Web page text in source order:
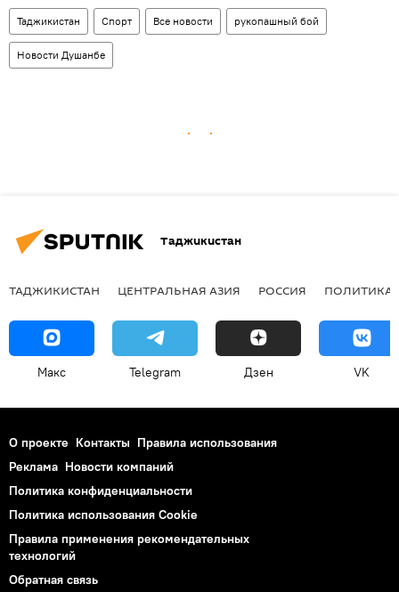
Таджикистан Спорт Все новости рукопашный бой
Новости Душанбе
Таджикистан
ТАДЖИКИСТАН ЦЕНТРАЛЬНАЯ АЗИЯ РОССИЯ ПОЛИТИКА
Макс Telegram Дзен VK
О проекте Контакты Правила использования
Реклама Новости компаний
Политика конфиденциальности
Политика использования Cookie
Правила применения рекомендательных
технологий
Обратная связь